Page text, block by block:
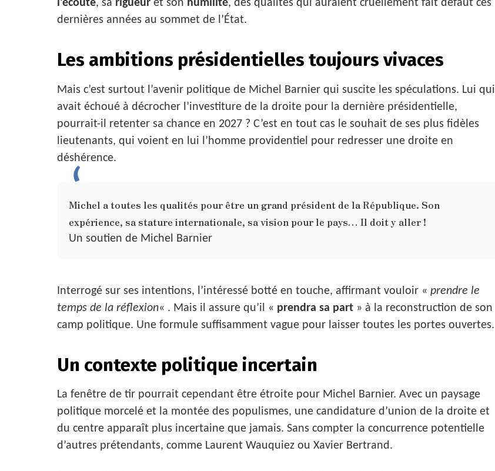
l’écoute, sa rigueur et son humilité, des qualités qui auraient cruellement fait défaut ces
dernières années au sommet de l’État.
Les ambitions présidentielles toujours vivaces
Mais c’est surtout l’avenir politique de Michel Barnier qui suscite les spéculations. Lui qui
avait échoué à décrocher l’investiture de la droite pour la dernière présidentielle,
pourrait-il retenter sa chance en 2027 ? C’est en tout cas le souhait de ses plus fidèles
lieutenants, qui voient en lui l’homme providentiel pour redresser une droite en
déshérence.
Michel a toutes les qualités pour être un grand président de la République. Son
expérience, sa stature internationale, sa vision pour le pays… Il doit y aller !
Un soutien de Michel Barnier
Interrogé sur ses intentions, l’intéressé botté en touche, affirmant vouloir « prendre le
temps de la réflexion« . Mais il assure qu’il « prendra sa part » à la reconstruction de son
camp politique. Une formule suffisamment vague pour laisser toutes les portes ouvertes.
Un contexte politique incertain
La fenêtre de tir pourrait cependant être étroite pour Michel Barnier. Avec un paysage
politique morcelé et la montée des populismes, une candidature d’union de la droite et
du centre apparaît plus incertaine que jamais. Sans compter la concurrence potentielle
d’autres prétendants, comme Laurent Wauquiez ou Xavier Bertrand.